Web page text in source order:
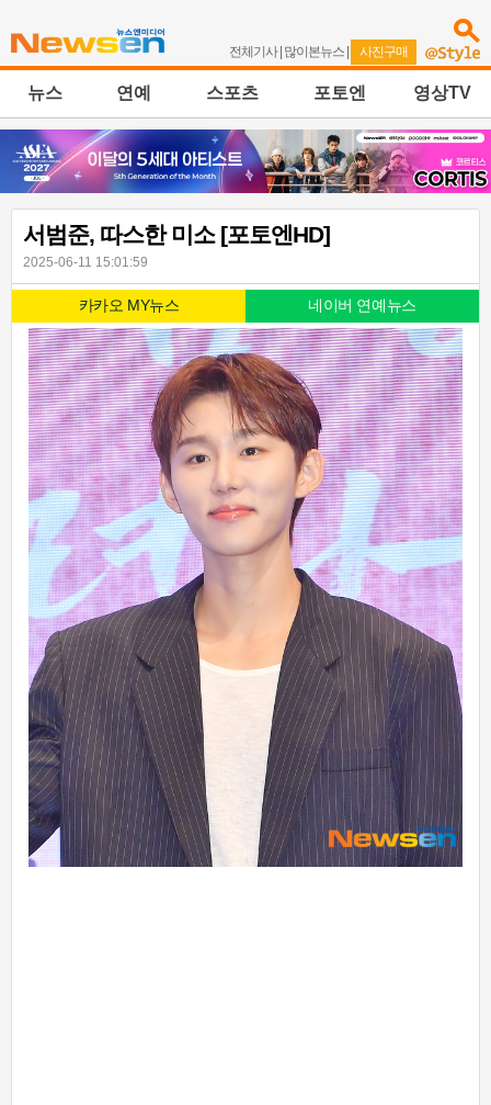
전체기사| 많이본뉴스 | 사진구매
뉴스 연예 스포츠 포토엔 영상TV
서범준, 따스한 미소 [포토엔HD]
2025-06-11 15:01:59
카카오 MY뉴스 네이버 연예뉴스